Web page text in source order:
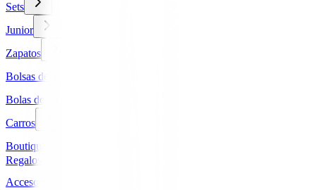
Sets
Junior
Zapatos
Bolsas de golf
Bolas de golf
Carros
Boutique
Regalos
Accesorios